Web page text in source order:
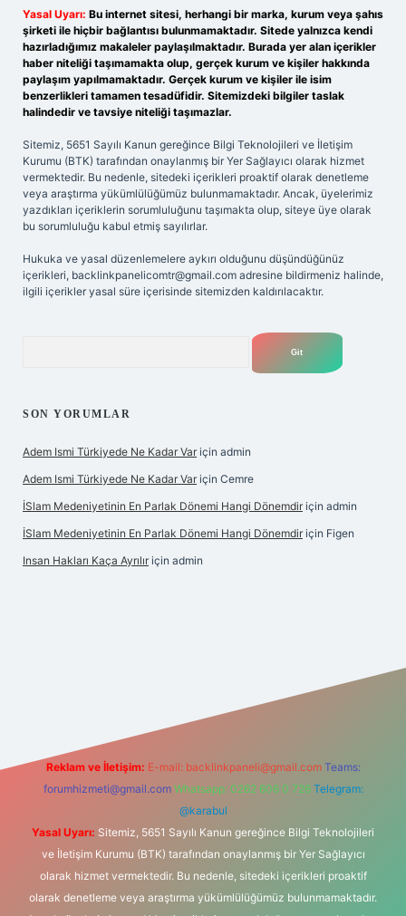
Yasal Uyarı: Bu internet sitesi, herhangi bir marka, kurum veya şahıs
şirketi ile hiçbir bağlantısı bulunmamaktadır. Sitede yalnızca kendi
hazırladığımız makaleler paylaşılmaktadır. Burada yer alan içerikler
haber niteliği taşımamakta olup, gerçek kurum ve kişiler hakkında
paylaşım yapılmamaktadır. Gerçek kurum ve kişiler ile isim
benzerlikleri tamamen tesadüfidir. Sitemizdeki bilgiler taslak
halindedir ve tavsiye niteliği taşımazlar.
Sitemiz, 5651 Sayılı Kanun gereğince Bilgi Teknolojileri ve İletişim
Kurumu (BTK) tarafından onaylanmış bir Yer Sağlayıcı olarak hizmet
vermektedir. Bu nedenle, sitedeki içerikleri proaktif olarak denetleme
veya araştırma yükümlülüğümüz bulunmamaktadır. Ancak, üyelerimiz
yazdıkları içeriklerin sorumluluğunu taşımakta olup, siteye üye olarak
bu sorumluluğu kabul etmiş sayılırlar.
Hukuka ve yasal düzenlemelere aykırı olduğunu düşündüğünüz
içerikleri, backlinkpanelicomtr@gmail.com adresine bildirmeniz halinde,
ilgili içerikler yasal süre içerisinde sitemizden kaldırılacaktır.
SON YORUMLAR
Adem Ismi Türkiyede Ne Kadar Var için admin
Adem Ismi Türkiyede Ne Kadar Var için Cemre
İSlam Medeniyetinin En Parlak Dönemi Hangi Dönemdir için admin
İSlam Medeniyetinin En Parlak Dönemi Hangi Dönemdir için Figen
Insan Hakları Kaça Ayrılır için admin
Reklam ve İletişim: E-mail: backlinkpaneli@gmail.com Teams:
forumhizmeti@gmail.com Whatsapp: 0262 606 0 726 Telegram:
@karabul
Yasal Uyarı: Sitemiz, 5651 Sayılı Kanun gereğince Bilgi Teknolojileri
ve İletişim Kurumu (BTK) tarafından onaylanmış bir Yer Sağlayıcı
olarak hizmet vermektedir. Bu nedenle, sitedeki içerikleri proaktif
olarak denetleme veya araştırma yükümlülüğümüz bulunmamaktadır.